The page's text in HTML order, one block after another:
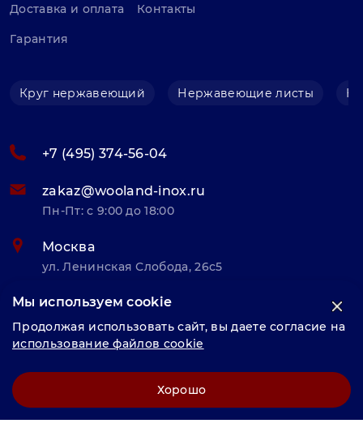
Доставка и оплата
Гарантия
Контакты
Круг нержавеющий Нержавеющие листы
+7 (495) 374-56-04
zakaz@wooland-inox.ru
Пн-Пт: с 9:00 до 18:00
Москва
ул. Ленинская Слобода, 26с5
© «Велунд нержавейка» 2025, Разработка и комплексное
продвижение " LCAgency"
Мы используем cookie
Продолжая использовать сайт, вы даете согласие на
использование файлов cookie
Хорошо